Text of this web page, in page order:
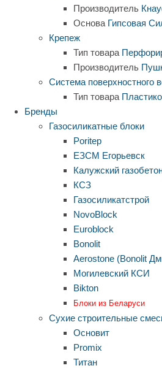
Производитель
Основа Гипсовая
Крепеж
Тип товара
Производитель
Система поверхностного
Тип товара
Бренды
Газосиликатные блоки
Poritep
ЕЗСМ Егорьевск
Калужский
КСЗ
Газосиликатстрой
NovoBlock
Euroblock
Bonolit
Aerostone (Bonolit
Могилевский КСИ
Bikton
Блоки из Беларуси
Сухие строительные
Основит
Promix
Титан